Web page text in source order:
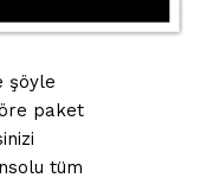
şöyle
paket
tüm